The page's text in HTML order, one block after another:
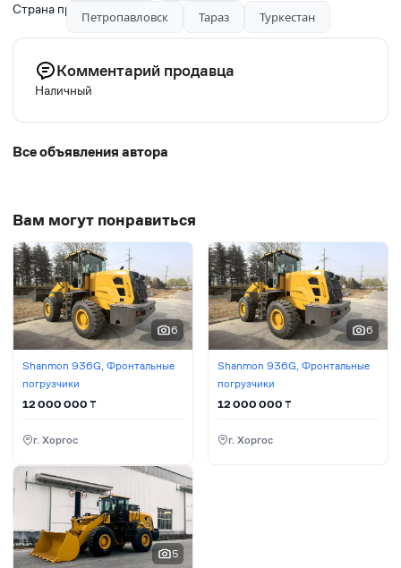
Страна производитель
Казахстан
Комментарий продавца
Наличный
Все объявления автора
Вам могут понравиться
6
Shanmon 936G, Фронтальные
погрузчики
12 000 000 ₸
г. Хоргос
6
Shanmon 936G, Фронтальные
погрузчики
12 000 000₸
г. Хоргос
5
Петропавловск
Тараз Туркестан